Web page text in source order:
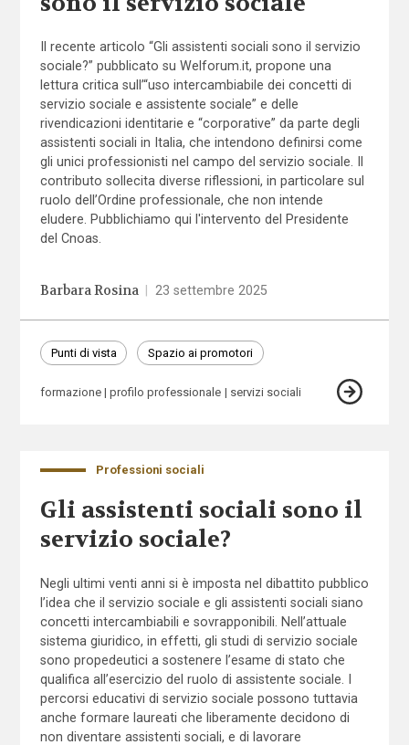
Il recente articolo “Gli assistenti sociali sono il servizio
sociale?” pubblicato su Welforum.it, propone una
lettura critica sull’“uso intercambiabile dei concetti di
servizio sociale e assistente sociale” e delle
rivendicazioni identitarie e “corporative” da parte degli
assistenti sociali in Italia, che intendono definirsi come
gli unici professionisti nel campo del servizio sociale. Il
contributo sollecita diverse riflessioni, in particolare sul
ruolo dell’Ordine professionale, che non intende
eludere. Pubblichiamo qui l'intervento del Presidente
del Cnoas.
Barbara Rosina 23 settembre 2025
Punti di vista Spazio ai promotori
formazione profilo professionale servizi sociali
Professioni sociali
Gli assistenti sociali sono il
servizio sociale?
Negli ultimi venti anni si è imposta nel dibattito pubblico
l’idea che il servizio sociale e gli assistenti sociali siano
concetti intercambiabili e sovrapponibili. Nell’attuale
sistema giuridico, in effetti, gli studi di servizio sociale
sono propedeutici a sostenere l’esame di stato che
qualifica all’esercizio del ruolo di assistente sociale. I
percorsi educativi di servizio sociale possono tuttavia
anche formare laureati che liberamente decidono di
non diventare assistenti sociali, e di lavorare